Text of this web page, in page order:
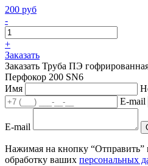
200 руб
-
+
Заказать
Заказать Труба ПЭ
Перфокор 200 SN6
Имя
E-mail
E-mail
Нажимая на кнопку “Отправить”
обработку ваших персональных